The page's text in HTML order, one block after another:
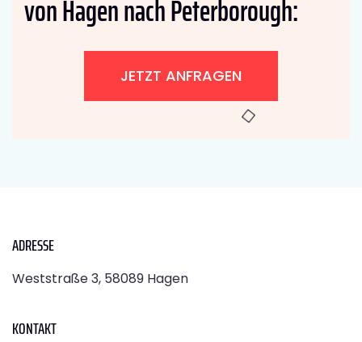
von Hagen nach Peterborough:
JETZT ANFRAGEN
ADRESSE
Weststraße 3, 58089 Hagen
KONTAKT